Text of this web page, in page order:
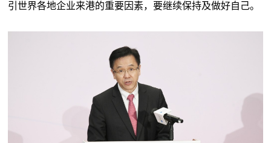
引世界各地企业来港的重要因素，要继续保持及做好自己。